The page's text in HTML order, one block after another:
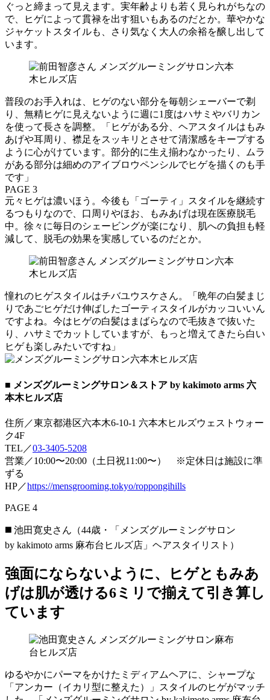
ぐっと締まって見えます。実年齢よりも若く見られがちなの
で、ヒゲによって貫禄を出す狙いもあるのだとか。華やかな
ジャケットスタイルも、さり気なく大人の余裕を醸し出して
います。
普段のお手入れは、ヒゲのない部分を毎朝シェーバーで剃
り、無精ヒゲに見えないように週に1度はハサミやバリカン
を使って長さを調整。「ヒゲがある分、ヘアスタイルはもみ
あげや耳周り、襟足をスッキリとさせて清潔感をキープする
ように心がけています。部分的に生え揃わなかったり、ムラ
がある部分は細めのアイブロウペンシルでヒゲを描くのも手
です」
PAGE 3
元々ヒゲは濃いほう。今後も「ゴーティ」スタイルを継続す
るつもりなので、口周りやほお、もみあげは現在医療脱毛
中。徐々に毎日のシェービングが楽になり、肌への負担も軽
減して、脱毛の効果を実感しているのだとか。
憧れのヒゲスタイルはチバユウスケさん。「晩年の白髪まじ
りであごヒゲだけ伸ばしたゴーティスタイルがカッコいいん
ですよね。今はヒゲの白髪はまばらなので毛抜きで抜いた
り、ハサミでカットしていますが、もっと増えてきたら白い
ヒゲも楽しみたいですね」
■ メンズグルーミングサロン＆ストア by kakimoto arms 六
本木ヒルズ店
住所／東京都港区六本木6-10-1 六本木ヒルズウェストウォー
ク4F
TEL／03-3405-5208
営業／10:00〜20:00（土日祝11:00〜） ※定休日は施設に準
ずる
HP／https://mensgrooming.tokyo/roppongihills
PAGE 4
◼️ 池田寛史さん（44歳・「メンズグルーミングサロン
by kakimoto arms 麻布台ヒルズ店」ヘアスタイリスト）
強面にならないように、ヒゲともみあ
げは肌が透ける6ミリで揃えて引き算し
ています
ゆるやかにパーマをかけたミディアムヘアに、シャープな
「アンカー（イカリ型に整えた）」スタイルのヒゲがマッチ